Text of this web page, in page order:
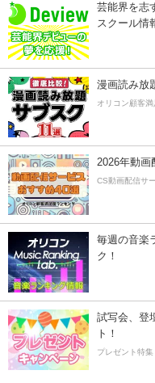
芸能界を志
スクール情
漫画読み放
オリコン顧客
2026年動画
CS動画配信サ
毎週の音楽
ク！
試写会、登
ト！
プレゼント特集